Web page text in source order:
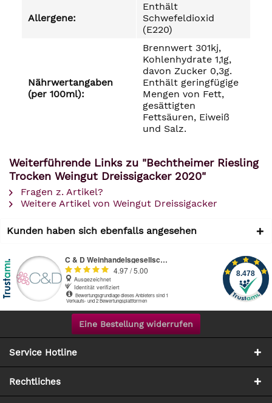
Allergene:
Enthält
Schwefeldioxid
(E220)
Nährwertangaben
(per 100ml):
Brennwert 301kj,
Kohlenhydrate 1,1g,
davon Zucker 0,3g.
Enthält geringfügige
Mengen von Fett,
gesättigten
Fettsäuren, Eiweiß
und Salz.
Weiterführende Links zu "Bechtheimer Riesling
Trocken Weingut Dreissigacker 2020"
Fragen z. Artikel?
Weitere Artikel von Weingut Dreissigacker
Kunden haben sich ebenfalls angesehen
Eine Bestellung widerrufen
Service Hotline
Rechtliches